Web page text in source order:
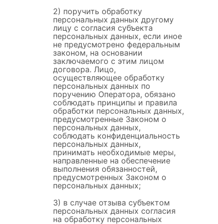
2) поручить обработку
персональных данных другому
лицу с согласия субъекта
персональных данных, если иное
не предусмотрено федеральным
законом, на основании
заключаемого с этим лицом
договора. Лицо,
осуществляющее обработку
персональных данных по
поручению Оператора, обязано
соблюдать принципы и правила
обработки персональных данных,
предусмотренные Законом о
персональных данных,
соблюдать конфиденциальность
персональных данных,
принимать необходимые меры,
направленные на обеспечение
выполнения обязанностей,
предусмотренных Законом о
персональных данных;
3) в случае отзыва субъектом
персональных данных согласия
на обработку персональных